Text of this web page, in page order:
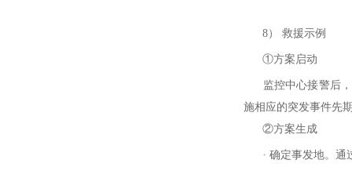
8） 救援示例
①方案启动
监控中心接警后，
施相应的突发事件先
②方案生成
· 确定事发地。通